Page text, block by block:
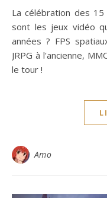
La célébration des 15 ans du blog continue ! Alors, quels
sont les jeux vidéo
années ? FPS
JRPG à l'ancienne,
le tour !
Amo